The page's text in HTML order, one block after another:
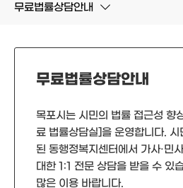
무료법률상담안내
무료법률상담안내
목포시는 시민의 법률 접근성 향
료 법률상담실]을 운영합니다.
된 동행정복지센터에서 가사·민
대한 1:1 전문 상담을 받을 수 있
많은 이용 바랍니다.